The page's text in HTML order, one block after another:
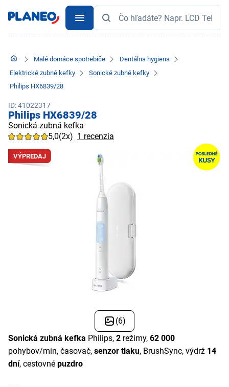
Malé domáce spotrebiče
Dentálna hygiena
Elektrické zubné kefky
Sonické zubné kefky
Philips HX6839/28
ID: 41022317
Philips HX6839/28
Sonická zubná kefka
5,0(2x) 1 recenzia
VÝPREDAJ
(6)
Sonická zubná kefka Philips, 2 režimy, 62 000
pohybov/min, časovač, senzor tlaku, BrushSync, výdrž 14
dní, cestovné puzdro